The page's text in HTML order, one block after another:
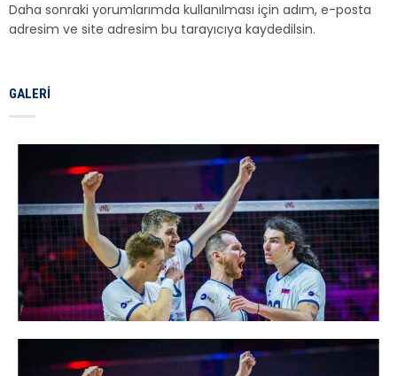
Daha sonraki yorumlarımda kullanılması için adım, e-posta
adresim ve site adresim bu tarayıcıya kaydedilsin.
GALERI